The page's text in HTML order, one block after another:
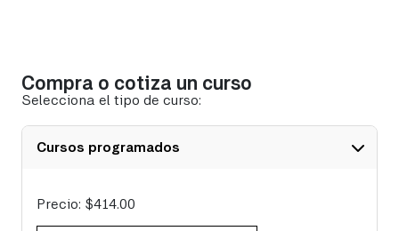
Compra o cotiza un curso
Selecciona el tipo de curso:
Cursos programados
Precio: $414.00